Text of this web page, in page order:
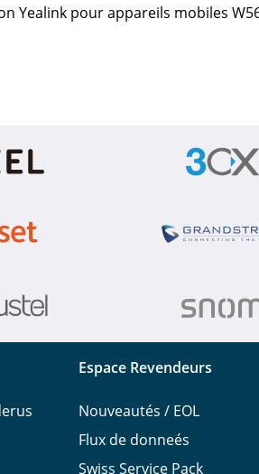
Yealink pour appareils mobiles
Espace Revendeurs
Nouveautés / EOL
Flux de donneés
Swiss Service Pack